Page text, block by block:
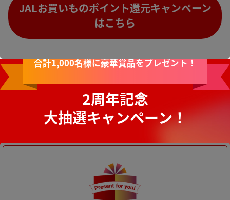
JALお買いものポイント還元キャンペーン
はこちら
合計1,000名様に豪華賞品をプレゼント！
2周年記念
大抽選キャンペーン！